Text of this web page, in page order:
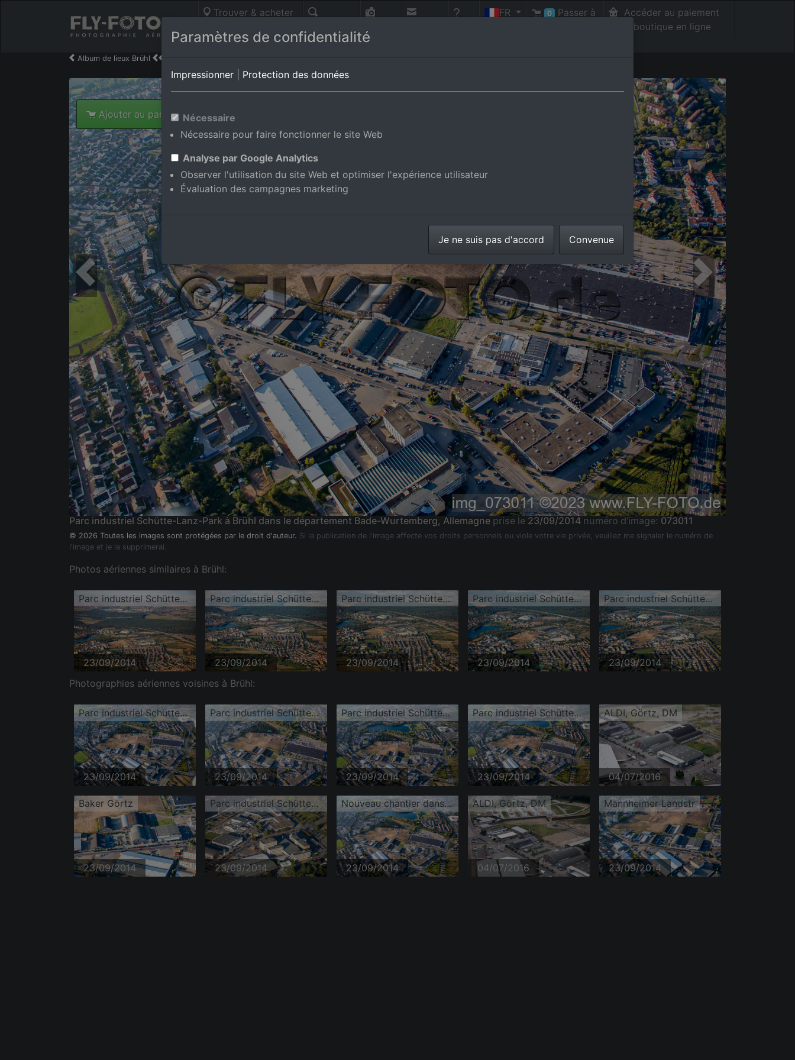
Trouver & acheter
vol
FR 0
Passer à
Accéder au paiement
de la boutique en ligne
Album de lieux Brühl
Ajouter au panier int.
Parc industriel Schütte-Lanz-Park à Brühl dans le département Bade-Wurtemberg, Allemagne prise le 23/09/2014 numéro d'image: 073011
© 2026 Toutes les images sont protégées par le droit d'auteur. Si la publication de l'image affecte vos droits personnels ou viole votre vie privée, veuillez me signaler le numéro de
l'image et je la supprimerai.
Photos aériennes similaires à Brühl:
Parc industriel Schütte-Lanz-Park
23/09/2014
Parc industriel Schütte-Lanz-Park
23/09/2014
Parc industriel Schütte-Lanz-Park
23/09/2014
Parc industriel Schütte-Lanz-Park
23/09/2014
Parc industriel Schütte-Lanz-Park
23/09/2014
Photographies aériennes voisines à Brühl:
Parc industriel Schütte-Lanz-Park
23/09/2014
Parc industriel Schütte-Lanz-Park
23/09/2014
Parc industriel Schütte-Lanz-Park
23/09/2014
Parc industriel Schütte-Lanz-Park
23/09/2014
ALDI, Görtz, DM
04/07/2016
Baker Görtz
23/09/2014
Parc industriel Schütte-Lanz-Park
23/09/2014
Nouveau chantier dans le parc industriel Schütte-Lanz-Park
23/09/2014
ALDI, Görtz, DM
04/07/2016
Mannheimer Landstr
23/09/2014
Paramètres de confidentialité
Impressionner Protection des données
Nécessaire
Nécessaire pour faire fonctionner le site Web
Analyse par Google Analytics
Observer l'utilisation du site Web et optimiser l'expérience utilisateur
Évaluation des campagnes marketing
Je ne suis pas d'accord Convenue